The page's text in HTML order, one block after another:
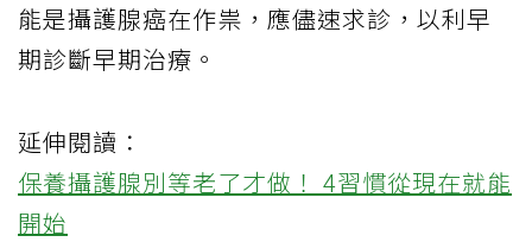
能是攝護腺癌在作祟，應儘速求診，以利早
期診斷早期治療。
延伸閱讀：
保養攝護腺別等老了才做！ 4習慣從現在就能
開始